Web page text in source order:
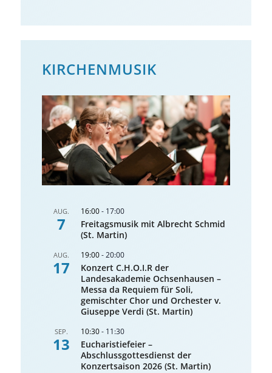
KIRCHENMUSIK
AUG.
7
16:00- 17:00
Freitagsmusik mit Albrecht Schmid
(St. Martin)
AUG.
17
19:00-20:00
Konzert C.H.O.I.R der
Landesakademie Ochsenhausen –
Messa da Requiem für Soli,
gemischter Chor und Orchester v.
Giuseppe Verdi (St. Martin)
SEP.
13
10:30- 11:30
Eucharistiefeier –
Abschlussgottesdienst der
Konzertsaison 2026 (St. Martin)